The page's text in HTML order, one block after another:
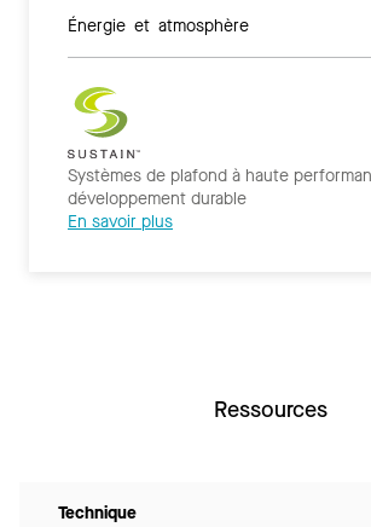
Énergie et atmosphère
Systèmes de plafond à haute
développement durable
En savoir plus
Ressources
Technique